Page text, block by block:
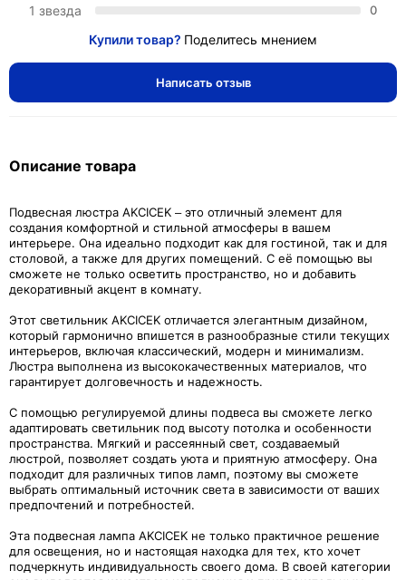
1 звезда 0
Купили товар? Поделитесь мнением
Написать отзыв
Описание товара
Подвесная люстра AKCICEK – это отличный элемент для
создания комфортной и стильной атмосферы в вашем
интерьере. Она идеально подходит как для гостиной, так и для
столовой, а также для других помещений. С её помощью вы
сможете не только осветить пространство, но и добавить
декоративный акцент в комнату.
Этот светильник AKCICEK отличается элегантным дизайном,
который гармонично впишется в разнообразные стили текущих
интерьеров, включая классический, модерн и минимализм.
Люстра выполнена из высококачественных материалов, что
гарантирует долговечность и надежность.
С помощью регулируемой длины подвеса вы сможете легко
адаптировать светильник под высоту потолка и особенности
пространства. Мягкий и рассеянный свет, создаваемый
люстрой, позволяет создать уюта и приятную атмосферу. Она
подходит для различных типов ламп, поэтому вы сможете
выбрать оптимальный источник света в зависимости от ваших
предпочтений и потребностей.
Эта подвесная лампа AKCICEK не только практичное решение
для освещения, но и настоящая находка для тех, кто хочет
подчеркнуть индивидуальность своего дома. В своей категории